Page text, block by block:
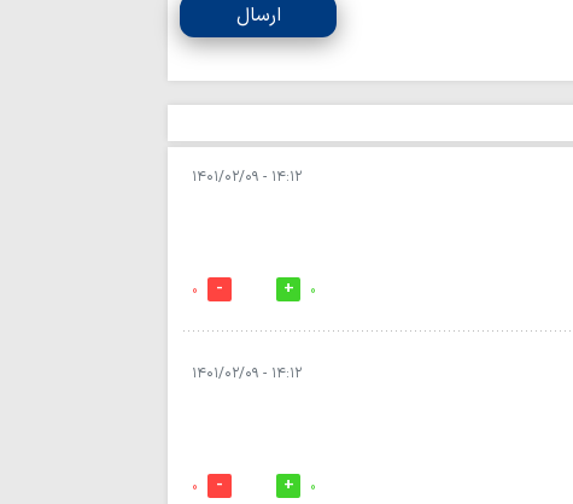
ارسال
۱۴:۱۲ - ۱۴۰۱/۰۲/۰۹
0
0
۱۴:۱۲ - ۱۴۰۱/۰۲/۰۹
0
0